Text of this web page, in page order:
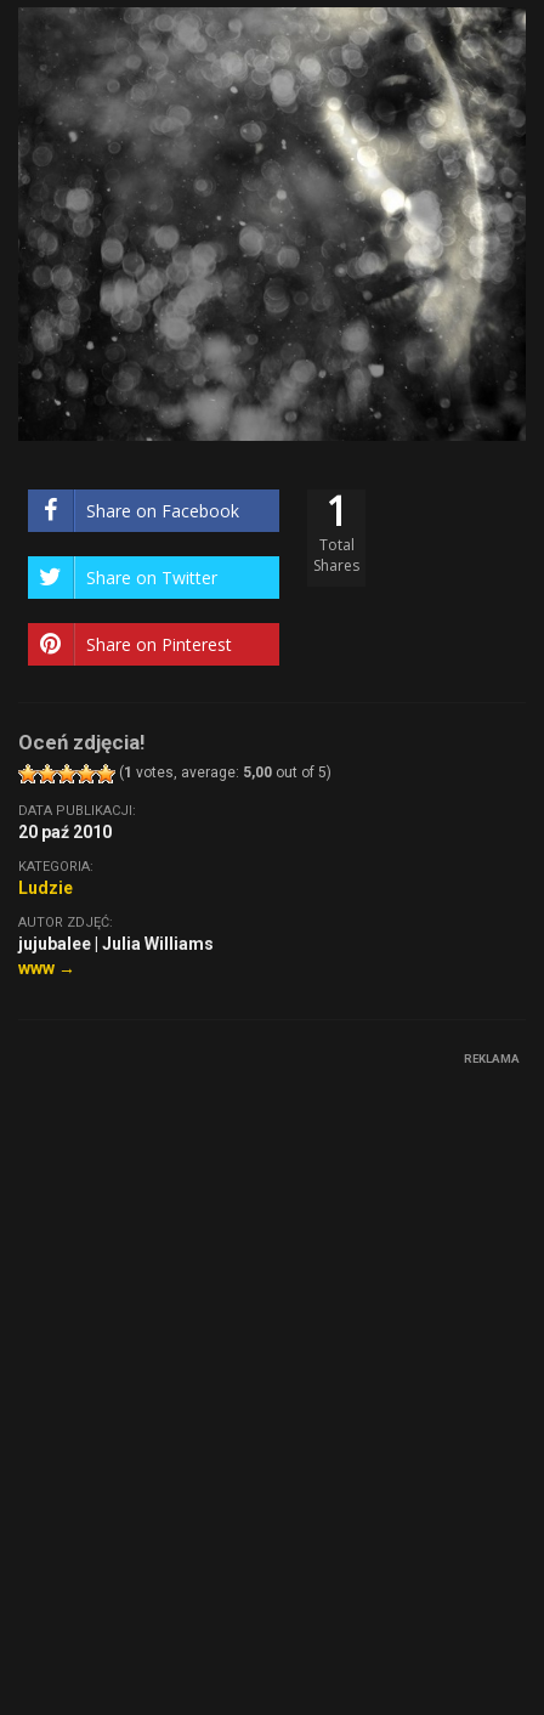
Share on Facebook
Share on Twitter
Share on Pinterest
1
Total
Shares
Oceń zdjęcia!
(1 votes, average: 5,00 out of 5)
DATA PUBLIKACJI:
20 paź 2010
KATEGORIA:
Ludzie
AUTOR ZDJĘĆ:
jujubalee | Julia Williams
www →
REKLAMA